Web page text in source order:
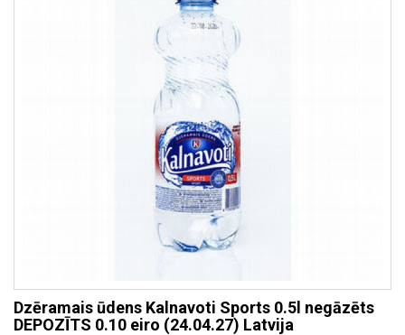
Dzēramais ūdens Kalnavoti Sports 0.5l negāzēts
DEPOZĪTS 0.10 eiro (24.04.27) Latvija